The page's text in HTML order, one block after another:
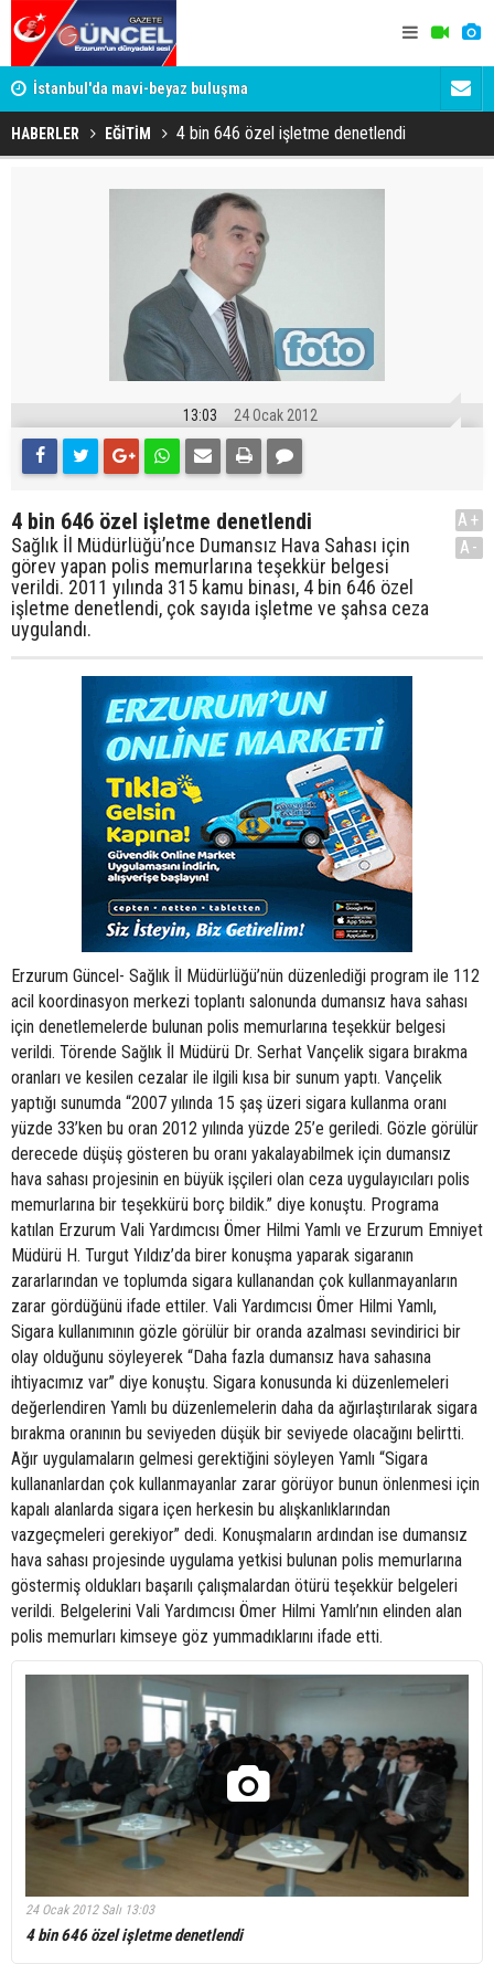
İstanbul'da mavi-beyaz buluşma
HABERLER EĞİTİM 4 bin 646 özel işletme denetlendi
13:03 24 Ocak 2012
4 bin 646 özel işletme denetlendi
Sağlık İl Müdürlüğü’nce Dumansız Hava Sahası için
görev yapan polis memurlarına teşekkür belgesi
verildi. 2011 yılında 315 kamu binası, 4 bin 646 özel
işletme denetlendi, çok sayıda işletme ve şahsa ceza
uygulandı.
A+
A-
Erzurum Güncel- Sağlık İl Müdürlüğü’nün düzenlediği program ile 112
acil koordinasyon merkezi toplantı salonunda dumansız hava sahası
için denetlemelerde bulunan polis memurlarına teşekkür belgesi
verildi. Törende Sağlık İl Müdürü Dr. Serhat Vançelik sigara bırakma
oranları ve kesilen cezalar ile ilgili kısa bir sunum yaptı. Vançelik
yaptığı sunumda “2007 yılında 15 şaş üzeri sigara kullanma oranı
yüzde 33’ken bu oran 2012 yılında yüzde 25’e geriledi. Gözle görülür
derecede düşüş gösteren bu oranı yakalayabilmek için dumansız
hava sahası projesinin en büyük işçileri olan ceza uygulayıcıları polis
memurlarına bir teşekkürü borç bildik.” diye konuştu. Programa
katılan Erzurum Vali Yardımcısı Ömer Hilmi Yamlı ve Erzurum Emniyet
Müdürü H. Turgut Yıldız’da birer konuşma yaparak sigaranın
zararlarından ve toplumda sigara kullanandan çok kullanmayanların
zarar gördüğünü ifade ettiler. Vali Yardımcısı Ömer Hilmi Yamlı,
Sigara kullanımının gözle görülür bir oranda azalması sevindirici bir
olay olduğunu söyleyerek “Daha fazla dumansız hava sahasına
ihtiyacımız var” diye konuştu. Sigara konusunda ki düzenlemeleri
değerlendiren Yamlı bu düzenlemelerin daha da ağırlaştırılarak sigara
bırakma oranının bu seviyeden düşük bir seviyede olacağını belirtti.
Ağır uygulamaların gelmesi gerektiğini söyleyen Yamlı “Sigara
kullananlardan çok kullanmayanlar zarar görüyor bunun önlenmesi için
kapalı alanlarda sigara içen herkesin bu alışkanlıklarından
vazgeçmeleri gerekiyor” dedi. Konuşmaların ardından ise dumansız
hava sahası projesinde uygulama yetkisi bulunan polis memurlarına
göstermiş oldukları başarılı çalışmalardan ötürü teşekkür belgeleri
verildi. Belgelerini Vali Yardımcısı Ömer Hilmi Yamlı’nın elinden alan
polis memurları kimseye göz yummadıklarını ifade etti.
24 Ocak 2012 Salı 13:03
4 bin 646 özel işletme denetlendi